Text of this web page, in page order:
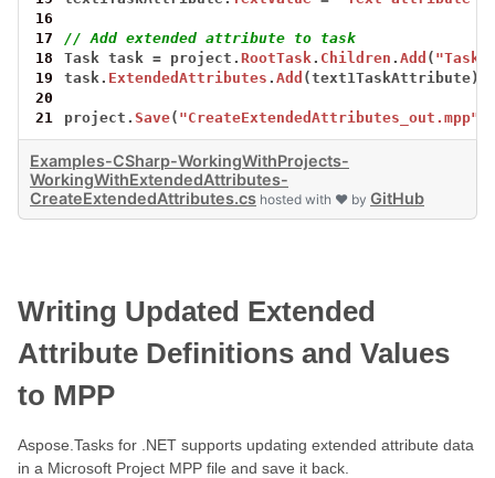
16
17
// Add extended attribute to task
18
Task task = project.RootTask . Children .Add ( "Task
19
task. ExtendedAttributes .Add (text1TaskAttribute);
20
21
project.Save( "CreateExtendedAttributes_out.mpp"
Examples-CSharp-WorkingWithProjects-
WorkingWithExtendedAttributes-
CreateExtendedAttributes.cs hosted with ❤ by GitHub
Writing Updated Extended
Attribute Definitions and Values
to MPP
Aspose.Tasks for .NET supports updating extended attribute data
in a Microsoft Project MPP file and save it back.